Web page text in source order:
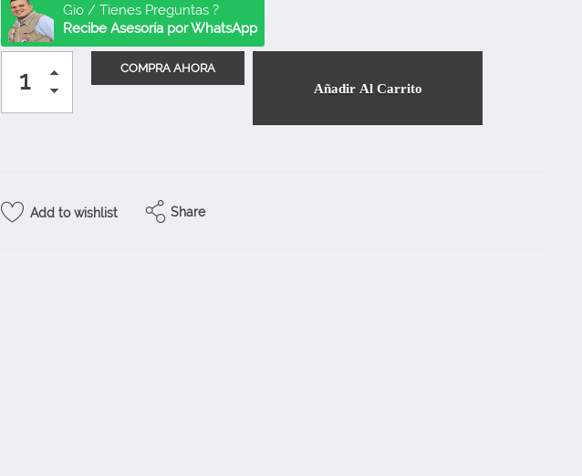
Gio / Tienes Preguntas ?
Recibe Asesoría por WhatsApp
Añadir Al Carrito
Add to wishlist Share